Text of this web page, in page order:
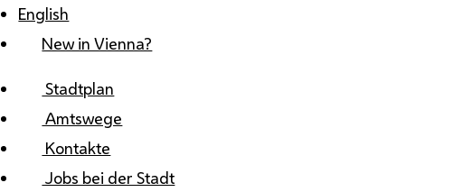
English
New in Vienna?
Stadtplan
Amtswege
Kontakte
Jobs bei der Stadt